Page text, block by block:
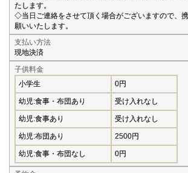
たします。
◇当日ご連絡をさせて頂く場合がございますので、
願いいたします。
支払い方法
現地決済
子供料金
小学生
0円
幼児:食事・布団あり 受け入れなし
幼児:食事あり 受け入れなし
幼児:布団あり 2500円
幼児:食事・布団なし 0円